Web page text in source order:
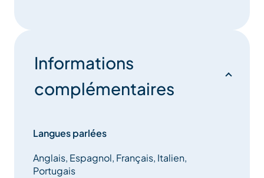
Informations
complémentaires
Langues parlées
Anglais, Espagnol, Français, Italien,
Portugais